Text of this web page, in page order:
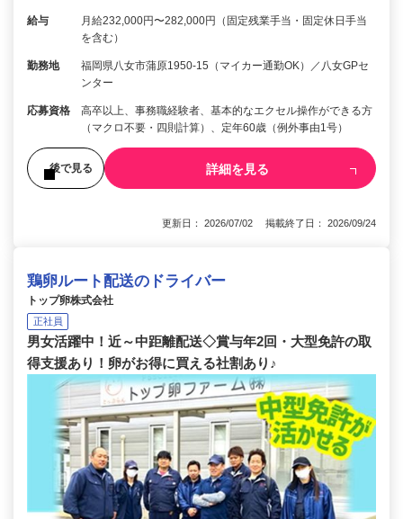
給与
月給232,000円〜282,000円（固定残業手当・固定休日手当
を含む）
勤務地
福岡県八女市蒲原1950-15（マイカー通勤OK）／八女GPセ
ンター
応募資格
高卒以上、事務職経験者、基本的なエクセル操作ができる方
（マクロ不要・四則計算）、定年60歳（例外事由1号）
後で見る 詳細を見る
更新日： 2026/07/02 掲載終了日： 2026/09/24
鶏卵ルート配送のドライバー
トップ卵株式会社
正社員
男女活躍中！近～中距離配送◇賞与年2回・大型免許の取
得支援あり！卵がお得に買える社割あり♪